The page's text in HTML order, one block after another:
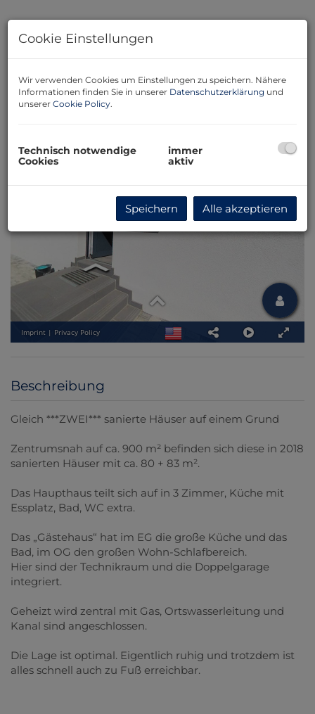
Beschreibung
Gleich ***ZWEI*** sanierte Häuser auf einem Grund
Zentrumsnah auf ca. 900 m² befinden sich diese in 2018
sanierten Häuser mit ca. 80 + 83 m².
Das Haupthaus teilt sich auf in 3 Zimmer, Küche mit
Essplatz, Bad, WC extra.
Das „Gästehaus“ hat im EG die große Küche und das
Bad, im OG den großen Wohn-Schlafbereich.
Hier sind der Technikraum und die Doppelgarage
integriert.
Geheizt wird zentral mit Gas, Ortswasserleitung und
Kanal sind angeschlossen.
Die Lage ist optimal. Eigentlich ruhig und trotzdem ist
alles schnell auch zu Fuß erreichbar.
Cookie Einstellungen
Wir verwenden Cookies um Einstellungen zu speichern. Nähere
Informationen finden Sie in unserer Datenschutzerklärung und
unserer Cookie Policy.
Technisch notwendige
Cookies
immer
aktiv
Speichern Alle akzeptieren